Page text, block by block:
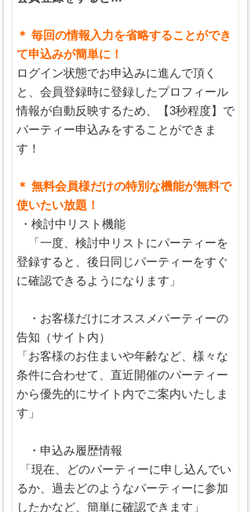
＊ 毎回の情報入力を省略することができ
て申込みが簡単に！
ログイン状態でお申込みに進んで頂く
と、会員登録時に登録したプロフィール
情報が自動反映するため、【3秒程度】で
パーティー申込みをすることができま
す！
＊ 無料会員様だけの特別な機能が無料で
使いたい放題！
・検討中リスト機能
「一度、検討中リストにパーティーを
登録すると、後日同じパーティーをすぐ
に確認できるようになります」
・お客様だけにオススメパーティーの
告知（サイト内）
「お客様のお住まいや年齢など、様々な
条件に合わせて、直近開催のパーティー
から優先的にサイト内でご案内いたしま
す」
・申込み履歴情報
「現在、どのパーティーに申し込んでい
るか、過去どのようなパーティーに参加
したかなど、簡単に確認できます」